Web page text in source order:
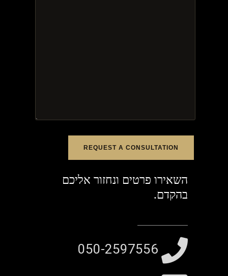
REQUEST A CONSULTATION
השאירו פרטים ונחזור אליכם
בהקדם.
050-2597556